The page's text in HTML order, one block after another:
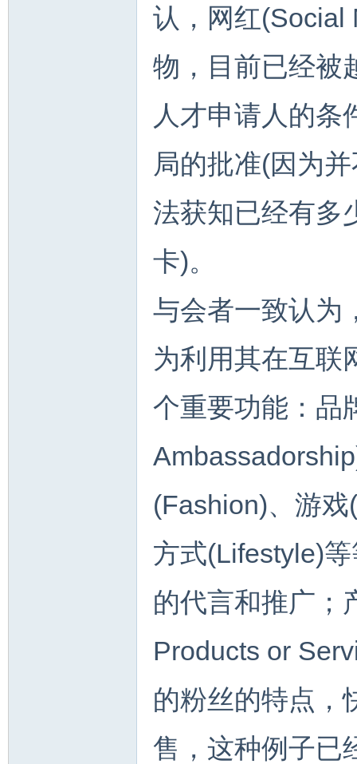
认，网红(Social
物，目前已经被
人才申请人的条
局的批准(因为
法获知已经有多
卡)。
与会者一致认为
为利用其在互联
个重要功能：品
(Fashion)、游
方式(Lifestyle)
的代言和推广；
Products or
的粉丝的特点，
售，这种例子已